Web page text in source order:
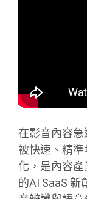
在影音內容
被快速、精
化，是內容
的AI SaaS 新